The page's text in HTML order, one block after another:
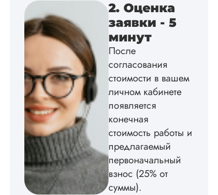
Вид работы:
Диссертация
на совесть: тут и
структура, и
оформление.
самостоятельно
обосновал
2. Оценка
заявки - 5
минут
После
согласования
стоимости в вашем
личном кабинете
появляется
конечная
стоимость работы и
предлагаемый
первоначальный
взнос (25% от
суммы).